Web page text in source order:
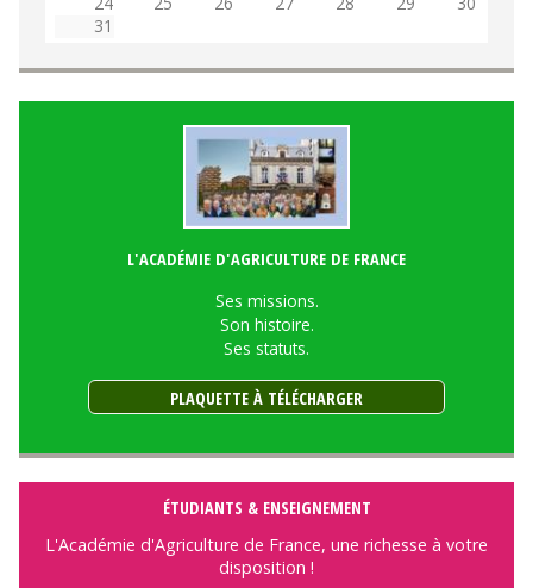
31
L'ACADÉMIE D'AGRICULTURE DE FRANCE
Ses missions.
Son histoire.
Ses statuts.
PLAQUETTE À TÉLÉCHARGER
ÉTUDIANTS & ENSEIGNEMENT
L'Académie d'Agriculture de France, une richesse à votre
disposition !